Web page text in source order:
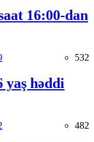
16:00-dan
532
yaş həddi
482